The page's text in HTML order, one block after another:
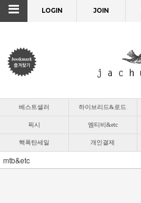
LOGIN JOIN
베스트셀러 하이브리드&로드
픽시 엠티비&etc
핵폭탄세일 개인결제
mtb&etc